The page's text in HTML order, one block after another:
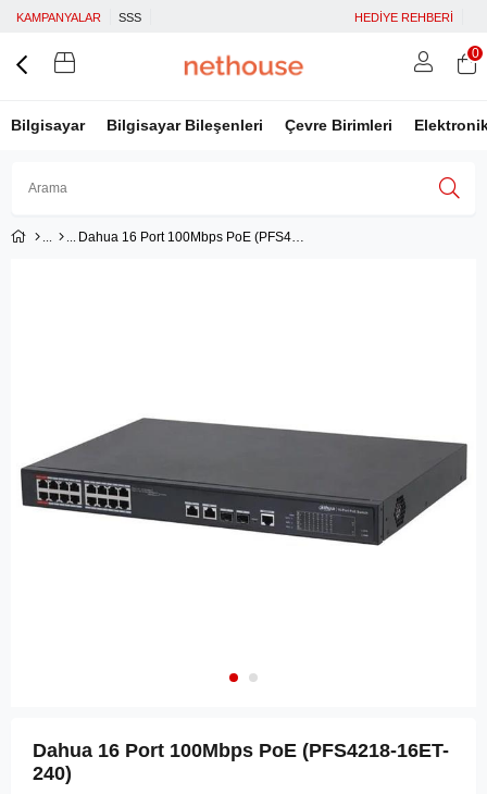
KAMPANYALAR SSS HEDİYE REHBERİ
Bilgisayar Bilgisayar Bileşenleri Çevre Birimleri
Üye Ol Facebook İle Bağlan
0
Dahua 16 Port 100Mbps PoE (PFS4218-16ET-240)
Dahua 16 Port 100Mbps PoE (PFS4218-16ET-
240)